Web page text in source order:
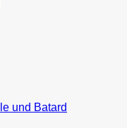
und Batard